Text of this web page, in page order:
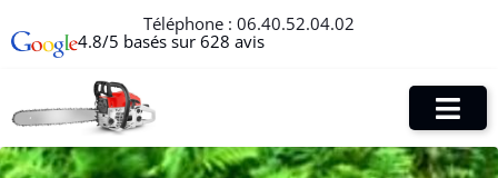
Téléphone : 06.40.52.04.02
4.8/5 basés sur 628 avis